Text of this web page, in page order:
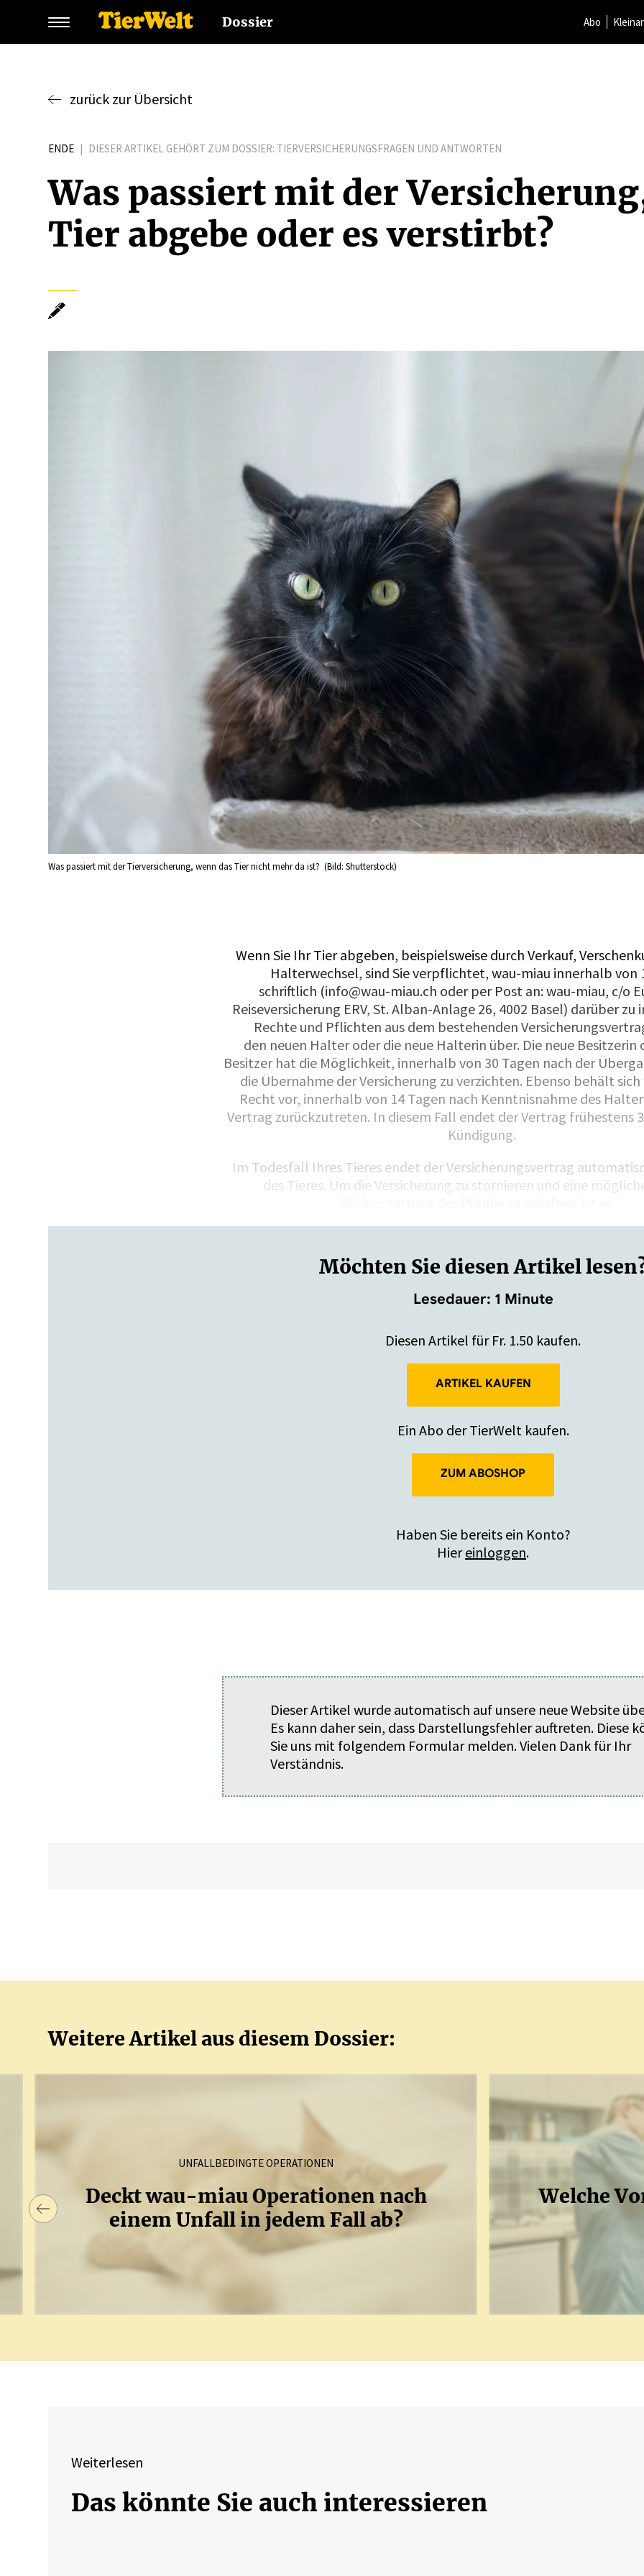
Dossier Abo
zurück zur Übersicht
ENDE | DIESER ARTIKEL GEHÖRT ZUM DOSSIER: TIERVERSICHERUNGSFRAGEN UND ANTWORTEN
Was passiert mit der
Tier abgebe oder es verstirbt?
Was passiert mit der Tierversicherung, wenn das Tier nicht mehr da ist? (Bild: Shutterstock)
Wenn Sie Ihr Tier abgeben, beispielsweise durch Verkauf,
Halterwechsel, sind Sie verpflichtet, wau-miau innerhalb von
schriftlich (info@wau-miau.ch oder per Post an: wau-miau, c/o
Reiseversicherung ERV, St. Alban-Anlage 26, 4002 Basel) darüber zu
Rechte und Pflichten aus dem bestehenden
den neuen Halter oder die neue Halterin über. Die neue Besitzerin
Besitzer hat die Möglichkeit, innerhalb von 30 Tagen nach der
die Übernahme der Versicherung zu verzichten. Ebenso behält
Recht vor, innerhalb von 14 Tagen nach Kenntnisnahme des
Vertrag zurückzutreten. In diesem Fall endet der Vertrag frühestens
Kündigung.
Im Todesfall Ihres Tieres endet der Versicherungsvertrag
des Tieres. Um die Versicherung zu stornieren und eine
Möchten Sie diesen Artikel
Lesedauer: 1 Minute
Diesen Artikel für Fr. 1.50 kaufen.
ARTIKEL KAUFEN
Ein Abo der TierWelt kaufen.
ZUM ABOSHOP
Haben Sie bereits ein Konto?
Hiereinloggen.
Dieser Artikel wurde automatisch auf unsere neue Website
Es kann daher sein, dass Darstellungsfehler auftreten. Diese
Sie uns mit folgendem Formularmelden. Vielen Dank für Ihr
Verständnis.
Weitere Artikel aus diesem Dossier:
UNFALLBEDINGTE OPERATIONEN
Deckt wau-miau Opera­tionen nach
einem Unfall in jedem Fall ab?
Welche
Weiterlesen
Das könnte Sie auch interessieren